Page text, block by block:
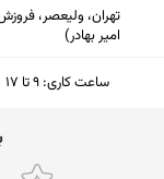
امیر بهادر)
ساعت کاری: ۹ تا ۱۷